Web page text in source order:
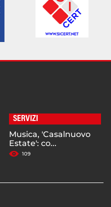
SERVIZI
Musica, 'Casalnuovo
Estate': co...
109